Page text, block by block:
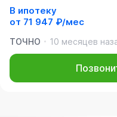
В ипотеку
от 71 947 ₽/мес
ТОЧНО
10 месяцев